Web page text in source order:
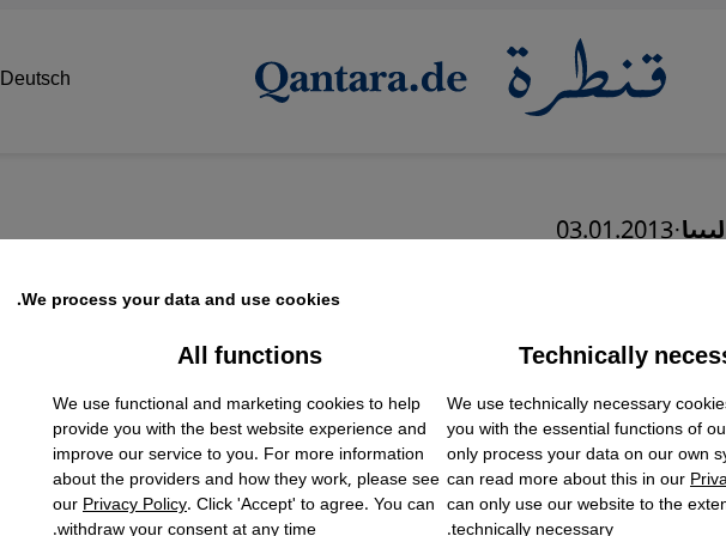
Deutsch
·
03.01.2013
ليبيا في مصيدة الانتقام من
الأفارقة
English عربي
We process your data and use cookies.
Technically
We use technically necessary
you with the essential functions of
only process your data on our own
can read more about this in our
can only use our website to the
All functions
We use functional and marketing cookies to help
provide you with the best website experience and
improve our service to you. For more information
about the providers and how they work, please see
ourPrivacy Policy. Click 'Accept' to agree. You can
Facebook Embed / Facebook Connect
Twitter Embed
Instagram Embed
Youtube Embed
Google Maps Embed